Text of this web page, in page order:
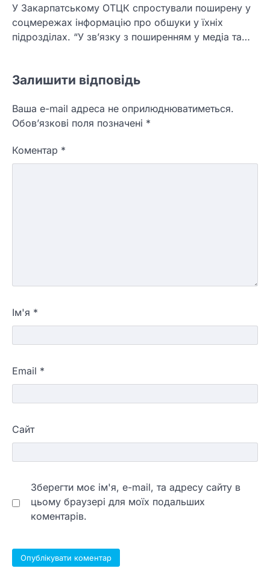
У Закарпатському ОТЦК спростували поширену у
соцмережах інформацію про обшуки у їхніх
підрозділах. “У зв’язку з поширенням у медіа та…
Залишити відповідь
Ваша e-mail адреса не оприлюднюватиметься.
Обов’язкові поля позначені *
Коментар *
Ім'я *
Email *
Сайт
Зберегти моє ім'я, e-mail, та адресу сайту в
цьому браузері для моїх подальших
коментарів.